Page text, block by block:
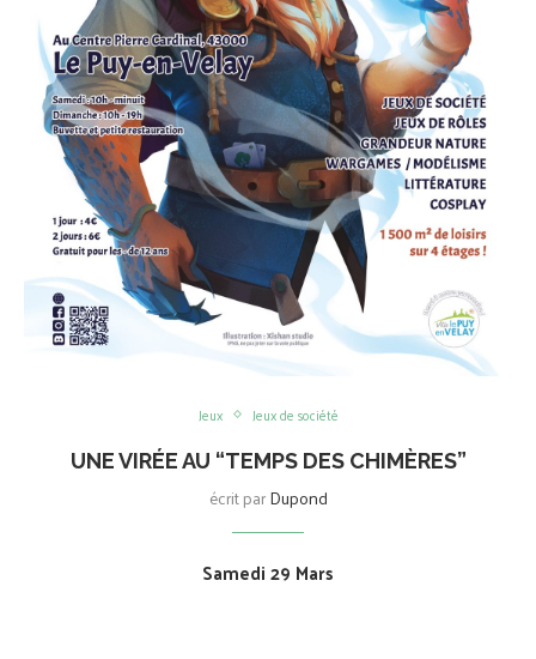
Jeux Jeux de société
UNE VIRÉE AU “TEMPS DES CHIMÈRES”
écrit parDupond
Samedi 29 Mars